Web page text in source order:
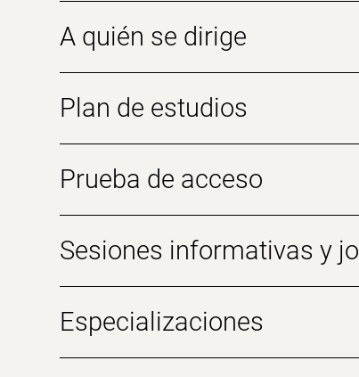
A quién se dirige
Plan de estudios
Prueba de acceso
Sesiones informativas y
Especializaciones